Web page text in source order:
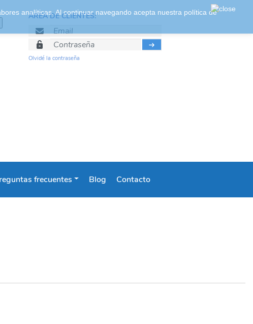
ÁREA DE CLIENTES:
Olvidé la contraseña
frecuentes Blog Contacto
analíticas. Al continuar navegando acepta nuestra política de